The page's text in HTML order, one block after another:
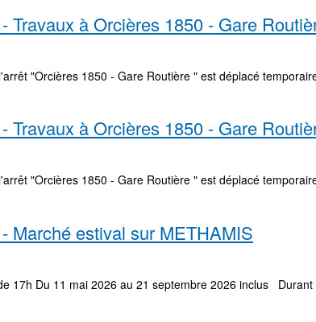
Travaux à Orcières 1850 - Gare
"Orcières 1850 - Gare Routière " est déplacé
Travaux à Orcières 1850 - Gare
"Orcières 1850 - Gare Routière " est déplacé
Marché estival sur METHAMIS
17h Du 11 mai 2026 au 21 septembre 2026 inclus Durant